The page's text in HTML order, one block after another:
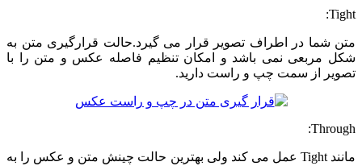
Tight:
متن شما در اطراف تصویر قرار می گیرد.حالت قرارگیری متن به
شکل مربعی نمی باشد و امکان تنظیم فاصله عکس و متن را با
تصویر از سمت چپ و راست دارید.
Through:
مانند Tight عمل می کند ولی بهترین حالت چینش متن و عکس را به